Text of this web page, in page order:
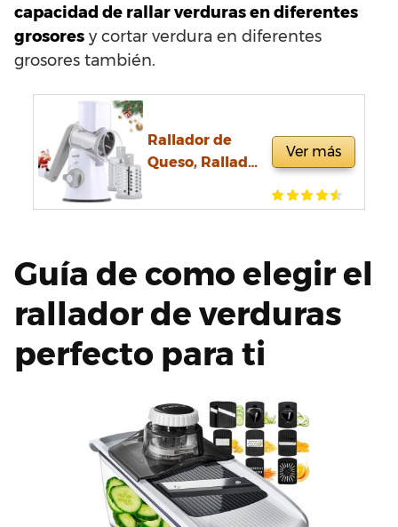
capacidad de rallar verduras en diferentes
grosores y cortar verdura en diferentes
grosores también.
Rallador de
Queso, Rallador
Cuchillas de
de Corte más
Cortadora de
Verduras Ideal
para Queso,
Zanahoria,
Nueces, etc.
Ver más
Guía de como elegir el
rallador de verduras
perfecto para ti